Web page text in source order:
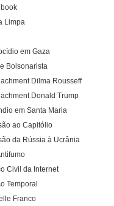
Limpa
em Gaza
Bolsonarista
Dilma Rousseff
Donald Trump
em Santa Maria
ao Capitólio
da Rússia à Ucrânia
Civil da Internet
Temporal
Franco